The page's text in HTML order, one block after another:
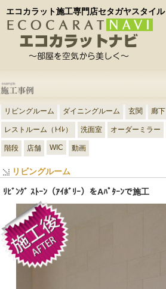
エコカラット施工専門店セタガヤスタイル
リビングルーム ダイニングルーム 玄関 廊下
レストルーム（ﾄｲﾚ） 洗面室 オーダーミラー
階段 店舗 WIC 動画
リビングルーム
ﾘﾋﾞﾝｸﾞ ｽﾄｰﾝ（ｱｲﾎﾞﾘｰ）をAﾊﾟﾀｰﾝで施工